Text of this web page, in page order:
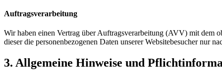
Auftragsverarbeitung
Wir haben einen Vertrag über Auftragsverarbeitung (AVV) mit dem
dieser die personenbezogenen Daten unserer Websitebesucher nur
3. Allgemeine Hinweise und